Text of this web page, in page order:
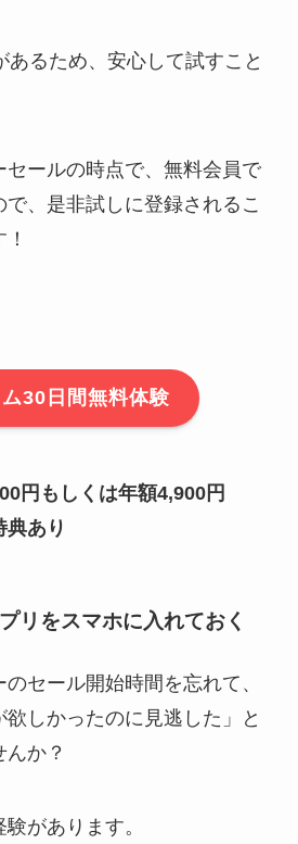
あるため、安心して試すこと
セールの時点で、無料会員で
で、是非試しに登録されるこ
30日間無料体験
円もしくは年額4,900円
典あり
リをスマホに入れておく
セール開始時間を忘れて、
欲しかったのに見逃した」と
か？
があります。